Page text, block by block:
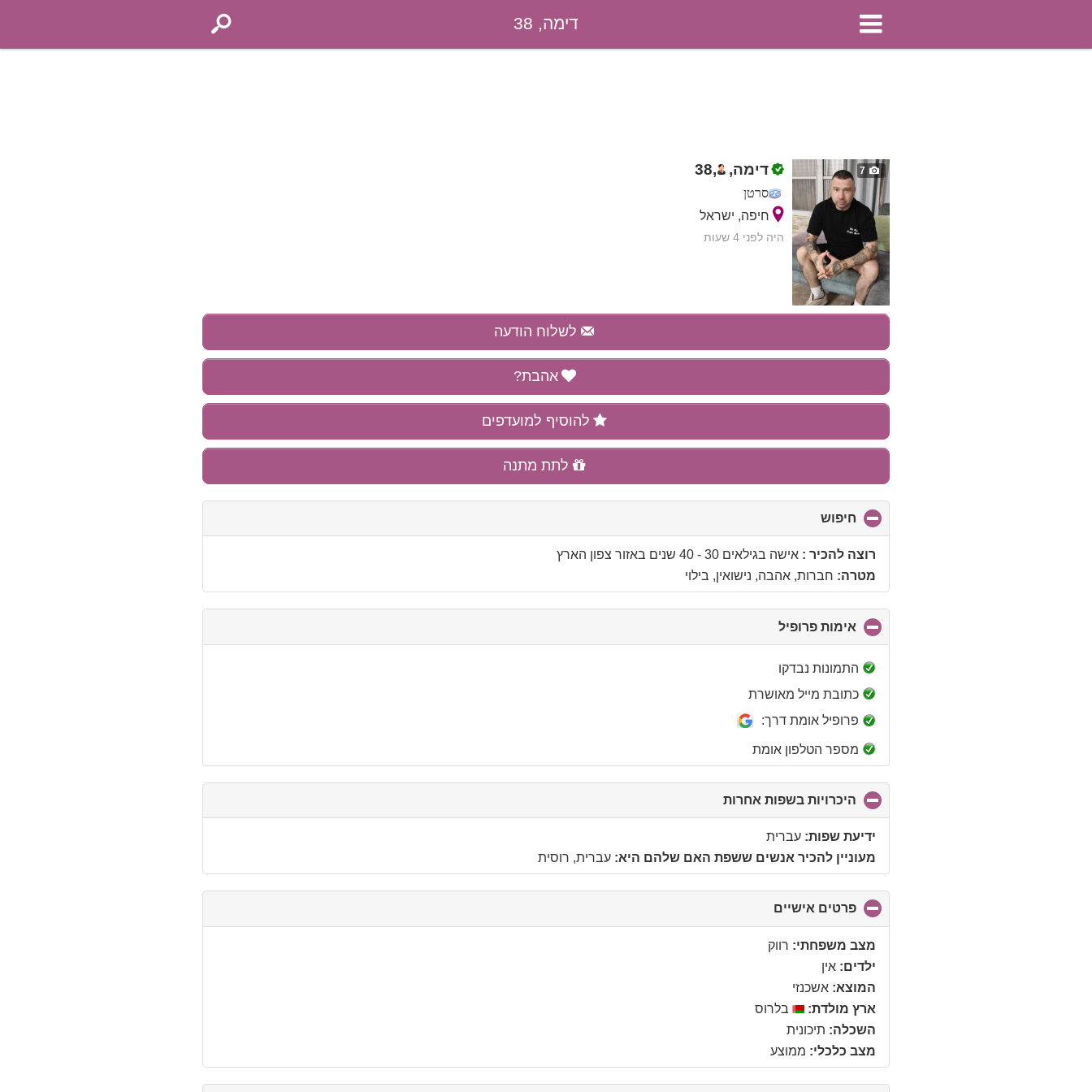
דימה, 38
דימה, ,
38
סרטן
חיפה, ישראל
היה לפני 4 שעות
לשלוח הודעה
אהבת?
להוסיף למועדפים
לתת מתנה
חיפוש
to
collapseרוצה להכיר :אישה בגילאים 30 - 40 שנים באזור צפון הארץ
מטרה: חברות, אהבה, נישואין, בילוי
אימות פרופיל
to
התמונות נבדקו
כתובת מייל מאושרת
פרופיל אומת דרך:
מספר הטלפון אומת
היכרויות בשפות אחרות
to
ידיעת שפות: עברית
מעוניין להכיר אנשים ששפת האם שלהם היא: עברית, רוסית
פרטים אישיים
to
collapse
contents
מצב משפחתי: רווק
ילדים: אין
המוצא: אשכנזי
ארץ מולדת:
בלרוס
השכלה: תיכונית
מצב כלכלי: ממוצע